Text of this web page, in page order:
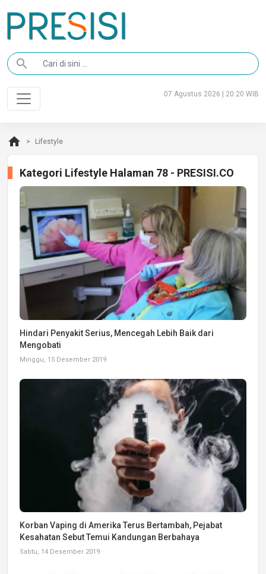
search
07 Agustus 2026 | 20:20 WIB
home Lifestyle
Kategori Lifestyle Halaman 78 - PRESISI.CO
Hindari Penyakit Serius, Mencegah Lebih Baik dari
Mengobati
Minggu, 15 Desember 2019
Korban Vaping di Amerika Terus Bertambah, Pejabat
Kesahatan Sebut Temui Kandungan Berbahaya
Sabtu, 14 Desember 2019